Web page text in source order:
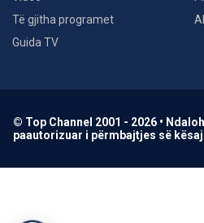
Të gjitha programet
Guida TV
© Top Channel 2001 - 2026 •
paautorizuar i përmbajtjes së